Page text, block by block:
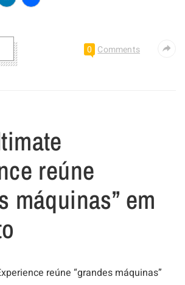
LinkedIn
Share
0 Comments
reúne
máquinas” em